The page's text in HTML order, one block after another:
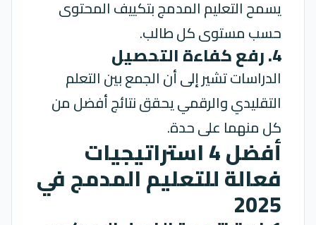
يسمح التعليم المدمج بتكييف المحتوى
حسب مستوى كل طالب.
4. رفع كفاءة التحصيل
الدراسات تشير إلى أن الجمع بين التعلم
التقليدي والرقمي يحقق نتائج أفضل من
كل منهما على حدة.
أفضل 4 استراتيجيات
فعالة للتعليم المدمج في
2025